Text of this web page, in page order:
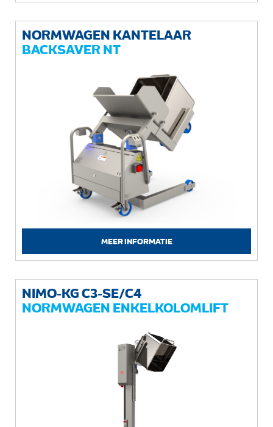
NORMWAGEN KANTELAAR
BACKSAVER NT
MEER INFORMATIE
NIMO-KG C3-SE/C4
NORMWAGEN ENKELKOLOMLIFT